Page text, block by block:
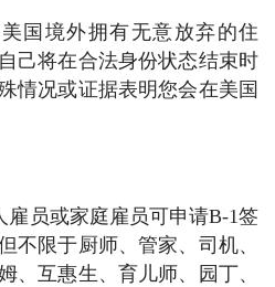
国境外拥有无意放弃的住
己将在合法身份状态结束时
情况或证据表明您会在美国
雇员或家庭雇员可申请B-1签
不限于厨师、管家、司机、
、互惠生、育儿师、园丁、